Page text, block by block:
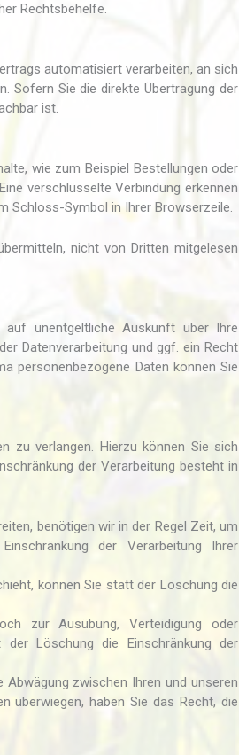
Rechtsbehelfe.
automatisiert verarbeiten, an sich
Sofern Sie die direkte Übertragung der
ist.
wie zum Beispiel Bestellungen oder
verschlüsselte Verbindung erkennen
Schloss-Symbol in Ihrer Browserzeile.
nicht von Dritten mitgelesen
unentgeltliche Auskunft über Ihre
Datenverarbeitung und ggf. ein Recht
personenbezogene Daten können Sie
zu verlangen. Hierzu können Sie sich
der Verarbeitung besteht in
benötigen wir in der Regel Zeit, um
der Verarbeitung Ihrer
können Sie statt der Löschung die
zur Ausübung, Verteidigung oder
Löschung die Einschränkung der
Abwägung zwischen Ihren und unseren
überwiegen, haben Sie das Recht, die